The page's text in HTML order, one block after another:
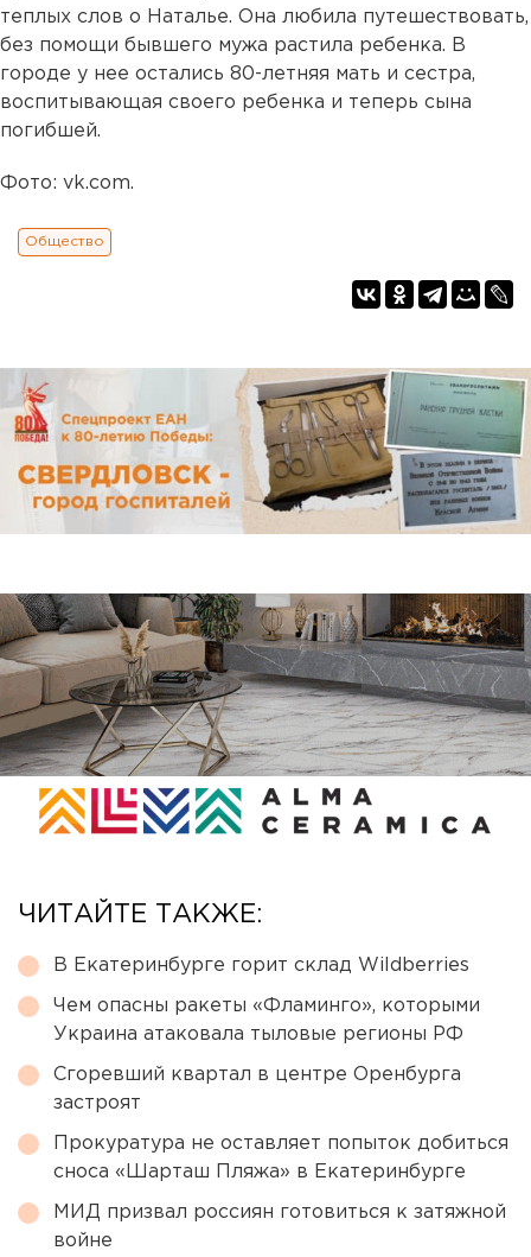
теплых слов о Наталье. Она любила путешествовать,
без помощи бывшего мужа растила ребенка. В
городе у нее остались 80-летняя мать и сестра,
воспитывающая своего ребенка и теперь сына
погибшей.
Фото: vk.com.
Общество
ЧИТАЙТЕ ТАКЖЕ:
В Екатеринбурге горит склад Wildberries
Чем опасны ракеты «Фламинго», которыми
Украина атаковала тыловые регионы РФ
Сгоревший квартал в центре Оренбурга
застроят
Прокуратура не оставляет попыток добиться
сноса «Шарташ Пляжа» в Екатеринбурге
МИД призвал россиян готовиться к затяжной
войне